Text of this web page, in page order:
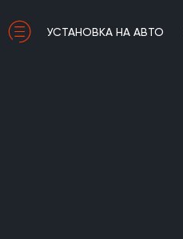
УСТАНОВКА НА АВТО